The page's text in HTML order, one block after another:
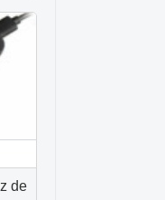
de